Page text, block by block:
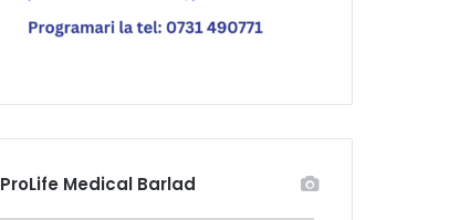
ProLife Medical Barlad